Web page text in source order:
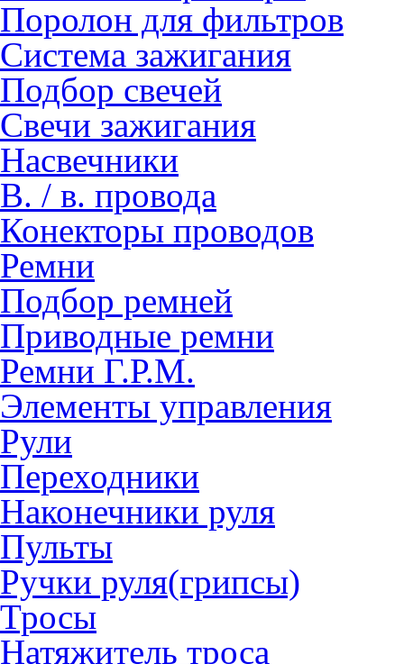
Поролон для фильтров
Система зажигания
Подбор свечей
Свечи зажигания
Насвечники
В. / в. провода
Конекторы проводов
Ремни
Подбор ремней
Приводные ремни
Ремни Г.Р.М.
Элементы управления
Рули
Переходники
Наконечники руля
Пульты
Ручки руля(грипсы)
Тросы
Натяжитель троса